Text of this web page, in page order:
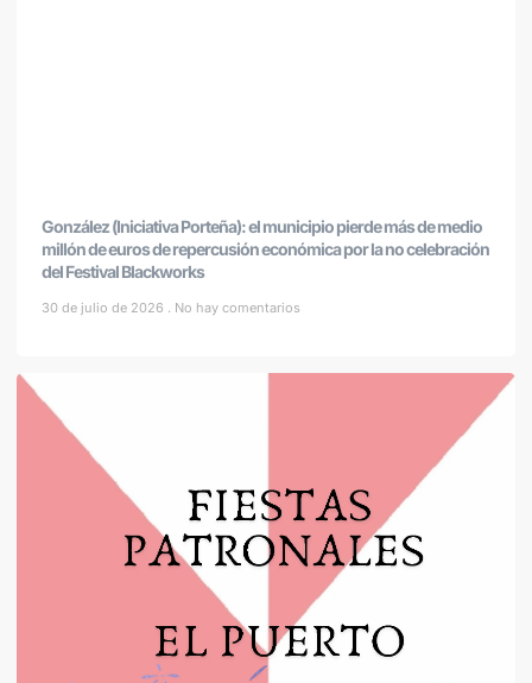
González (Iniciativa Porteña): el municipio pierde más de medio
millón de euros de repercusión económica por la no celebración
del Festival Blackworks
30 de julio de 2026 No hay comentarios